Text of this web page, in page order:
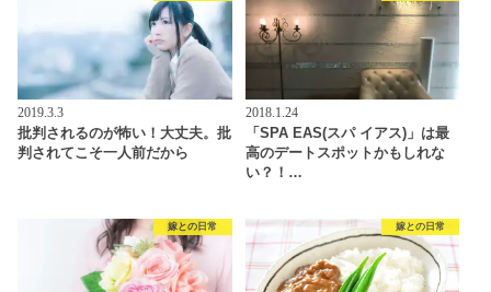
2019.3.3
批判されるのが怖い！大丈夫。批
判されてこそ一人前だから
2018.1.24
「SPA EAS(スパ イアス)」は最
高のデートスポットかもしれな
い？！…
嫁との日常 嫁との日常